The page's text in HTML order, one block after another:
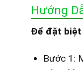
Hướng
Để đặt biệt
Bước 1: